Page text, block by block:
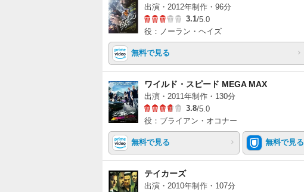
出演・2012年制作・96分
3.1/5.0
役：ノーラン・ヘイズ
無料で見る
ワイルド・スピード MEGA MAX
出演・2011年制作・130分
3.8/5.0
役：ブライアン・オコナー
無料で見る 無料で見る
テイカーズ
出演・2010年制作・107分